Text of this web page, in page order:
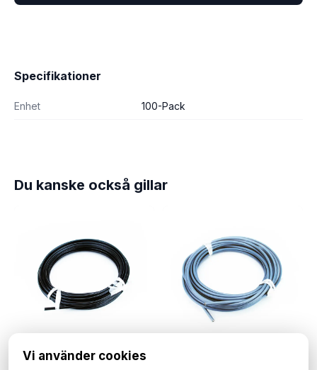
Specifikationer
Enhet 100-Pack
Du kanske också gillar
Wirehölje 6mm, 10 meter. Svart.
Vi använder cookies